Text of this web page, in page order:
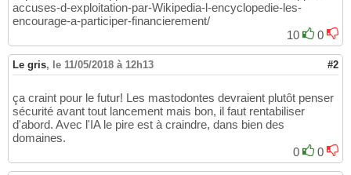
accuses-d-exploitation-par-Wikipedia-l-encyclopedie-les-
encourage-a-participer-financierement/
10
0
Le gris, le 11/05/2018 à 12h13 #2
ça craint pour le futur! Les mastodontes devraient plutôt penser
sécurité avant tout lancement mais bon, il faut rentabiliser
d'abord. Avec l'IA le pire est à craindre, dans bien des
domaines.
0
0